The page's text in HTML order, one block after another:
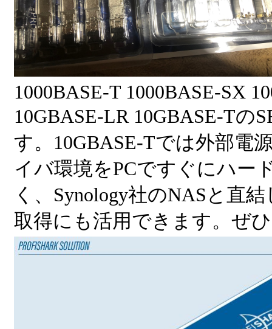
1000BASE-T 1000BASE-SX
10GBASE-LR 10GBASE-Tの
す。10GBASE-Tでは外部電
イバ環境をPCですぐにハー
く、Synology社のNASと直
取得にも活用できます。ぜ